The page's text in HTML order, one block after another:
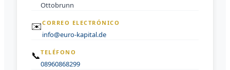
Ottobrunn
✉️CORREO ELECTRÓNICO
info@euro-kapital.de
📞TELÉFONO
08960868299